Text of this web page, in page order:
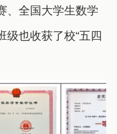
、全国大学生数学
级也收获了校“五四